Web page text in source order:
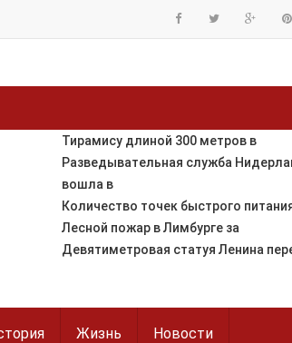
Тирамису длиной 300 метров в
Разведывательная служба
вошла в
Количество точек быстрого
Лесной пожар в Лимбурге за
Девятиметровая статуя Ленина
Жизнь Новости